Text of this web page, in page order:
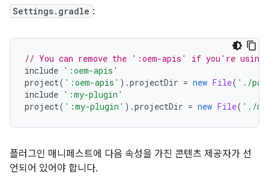
Settings.gradle :
// You can remove the ':oem-apis' if you're
include ':oem-apis'
project( ':oem-apis' ).projectDir = new File( './
include ':my-plugin'
project( ':my-plugin' ).projectDir = new File( './
플러그인 매니페스트에 다음 속성을 가진 콘텐츠 제공자가 선
언되어 있어야 합니다.